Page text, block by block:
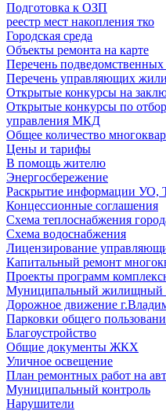
Подготовка к ОЗП
реестр мест накопления тко
Городская среда
Объекты ремонта на карте
Перечень
Перечень управляющих
Открытые конкурсы на
Открытые конкурсы по
управления МКД
Общее количество
Цены и тарифы
В помощь жителю
Энергосбережение
Раскрытие информации
Концессионные соглашения
Схема теплоснабжения
Схема водоснабжения
Лицензирование
Капитальный ремонт
Проекты программ
Муниципальный жилищный
Дорожное движение
Парковки общего
Благоустройство
Общие документы ЖКХ
Уличное освещение
План ремонтных работ на
Муниципальный контроль
Нарушители